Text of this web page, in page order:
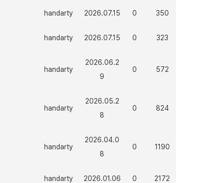
handarty 2026.07.15 0 350
handarty 2026.07.15 0 323
handarty
2026.06.2
9
0 572
handarty
2026.05.2
8
0 824
handarty
2026.04.0
8
0 1190
handarty 2026.01.06 0 2172